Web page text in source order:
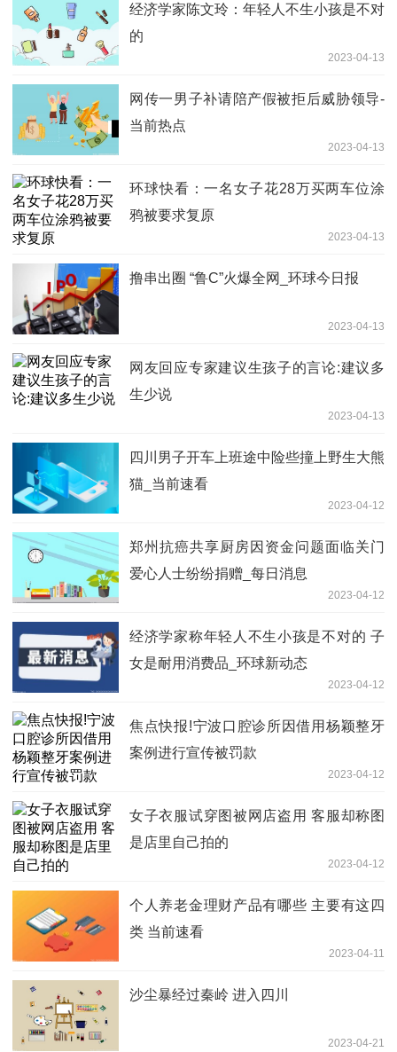
经济学家陈文玲：年轻人不生小孩是不对
的
2023-04-13
网传一男子补请陪产假被拒后威胁领导-
当前热点
2023-04-13
环球快看：一名女子花28万买两车位涂
鸦被要求复原
2023-04-13
撸串出圈 “鲁C”火爆全网_环球今日报
2023-04-13
网友回应专家建议生孩子的言论:建议多
生少说
2023-04-13
四川男子开车上班途中险些撞上野生大熊
猫_当前速看
2023-04-12
郑州抗癌共享厨房因资金问题面临关门
爱心人士纷纷捐赠_每日消息
2023-04-12
经济学家称年轻人不生小孩是不对的 子
女是耐用消费品_环球新动态
2023-04-12
焦点快报!宁波口腔诊所因借用杨颖整牙
案例进行宣传被罚款
2023-04-12
女子衣服试穿图被网店盗用 客服却称图
是店里自己拍的
2023-04-12
个人养老金理财产品有哪些 主要有这四
类 当前速看
2023-04-11
沙尘暴经过秦岭 进入四川
2023-04-21